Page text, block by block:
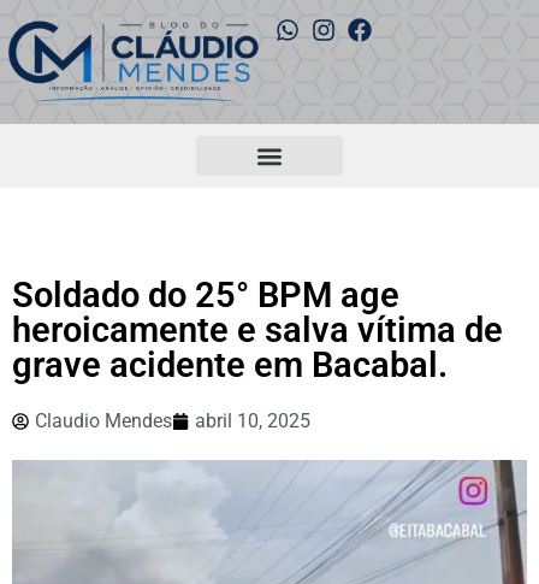
Soldado do 25° BPM age
heroicamente e salva vítima de
grave acidente em Bacabal.
Claudio Mendes abril 10, 2025